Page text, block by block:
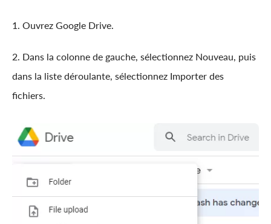
1. Ouvrez Google Drive.
2. Dans la colonne de gauche, sélectionnez Nouveau, puis
dans la liste déroulante, sélectionnez Importer des
fichiers.